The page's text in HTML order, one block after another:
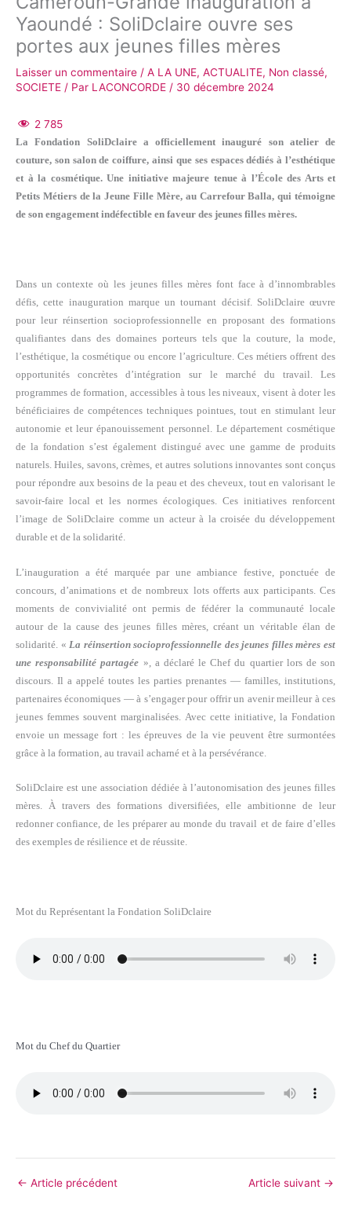
Yaoundé : SoliDclaire ouvre ses
portes aux jeunes filles mères
Laisser un commentaire / A LA UNE, ACTUALITE, Non classé,
SOCIETE / Par LACONCORDE / 30 décembre 2024
2 785
La Fondation SoliDclaire a officiellement inauguré son atelier de
couture, son salon de coiffure, ainsi que ses espaces dédiés à l’esthétique
et à la cosmétique. Une initiative majeure tenue à l’École des Arts et
Petits Métiers de la Jeune Fille Mère, au Carrefour Balla, qui témoigne
de son engagement indéfectible en faveur des jeunes filles mères.
Dans un contexte où les jeunes filles mères font face à d’innombrables
défis, cette inauguration marque un tournant décisif. SoliDclaire œuvre
pour leur réinsertion socioprofessionnelle en proposant des formations
qualifiantes dans des domaines porteurs tels que la couture, la mode,
l’esthétique, la cosmétique ou encore l’agriculture. Ces métiers offrent des
opportunités concrètes d’intégration sur le marché du travail. Les
programmes de formation, accessibles à tous les niveaux, visent à doter les
bénéficiaires de compétences techniques pointues, tout en stimulant leur
autonomie et leur épanouissement personnel. Le département cosmétique
de la fondation s’est également distingué avec une gamme de produits
naturels. Huiles, savons, crèmes, et autres solutions innovantes sont conçus
pour répondre aux besoins de la peau et des cheveux, tout en valorisant le
savoir-faire local et les normes écologiques. Ces initiatives renforcent
l’image de SoliDclaire comme un acteur à la croisée du développement
durable et de la solidarité.
L’inauguration a été marquée par une ambiance festive, ponctuée de
concours, d’animations et de nombreux lots offerts aux participants. Ces
moments de convivialité ont permis de fédérer la communauté locale
autour de la cause des jeunes filles mères, créant un véritable élan de
solidarité. « La réinsertion socioprofessionnelle des jeunes filles mères est
une responsabilité partagée », a déclaré le Chef du quartier lors de son
discours. Il a appelé toutes les parties prenantes — familles, institutions,
partenaires économiques — à s’engager pour offrir un avenir meilleur à ces
jeunes femmes souvent marginalisées. Avec cette initiative, la Fondation
envoie un message fort : les épreuves de la vie peuvent être surmontées
grâce à la formation, au travail acharné et à la persévérance.
SoliDclaire est une association dédiée à l’autonomisation des jeunes filles
mères. À travers des formations diversifiées, elle ambitionne de leur
redonner confiance, de les préparer au monde du travail et de faire d’elles
des exemples de résilience et de réussite.
Mot du Représentant la Fondation SoliDclaire
Mot du Chef du Quartier
← Article précédent Article suivant →